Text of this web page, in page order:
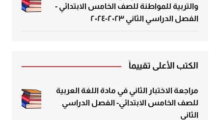
والتربية للمواطنة للصف الخامس الابتدائي -
الفصل الدراسي الثاني ٢٠٢٣-٢٠٢٤
الكتب الأعلى تقييماً
مراجعة الاختبار الثاني في مادة اللغة العربية
للصف الخامس الابتدائي- الفصل الدراسي
الثاني